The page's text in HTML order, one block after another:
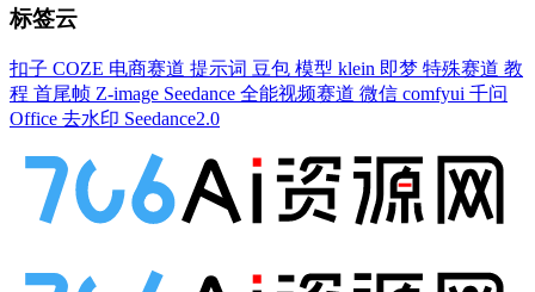
标签云
扣子 COZE 电商赛道 提示词 豆包 模型 klein 即梦 特殊赛道 教
程 首尾帧 Z-image Seedance 全能视频赛道 微信 comfyui 千问
Office 去水印 Seedance2.0